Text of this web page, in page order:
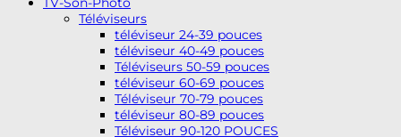
Téléviseurs
téléviseur 24-39 pouces
téléviseur 40-49 pouces
Téléviseurs 50-59 pouces
téléviseur 60-69 pouces
Téléviseur 70-79 pouces
téléviseur 80-89 pouces
Téléviseur 90-120 POUCES